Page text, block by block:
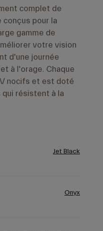
complet de
pour la
gamme de
votre vision
d'une journée
à l'orage. Chaque
nocifs et est doté
résistent à la
Jet Black
Onyx